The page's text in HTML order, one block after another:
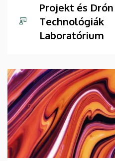
Projekt és Drón
Technológiák
Laboratórium